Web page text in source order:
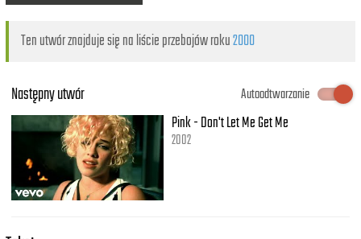
Ten utwór znajduje się na liście przebojów roku2000
Następny utwór
Autoodtwarzanie
Pink - Don't Let Me Get Me
2002